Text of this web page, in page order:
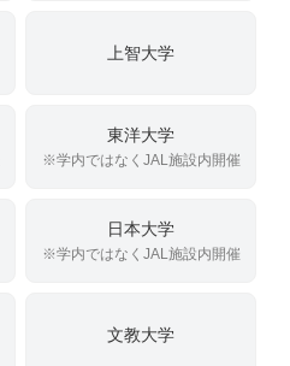
上智大学
東洋大学
※学内ではなくJAL施設内開催
日本大学
※学内ではなくJAL施設内開催
文教大学